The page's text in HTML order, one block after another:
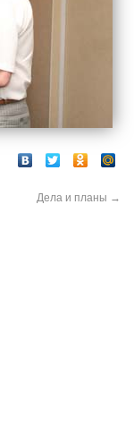
Дела и планы →